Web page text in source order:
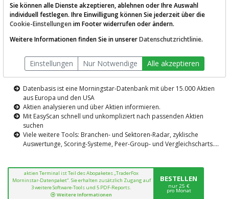
AKTIEN-TERMINAL
Die Aktienanalyse-Plattform von
TraderFox
Datenbasis ist eine Morningstar-Datenbank mit über 15.000 Aktien
aus Europa und den USA
Aktien analysieren und über Aktien informieren.
Mit EasyScan schnell und unkompliziert nach passenden Aktien
suchen
Viele weitere Tools: Branchen- und Sektoren-Radar, zyklische
Auswertunge, Scoring-Systeme, Peer-Group- und Vergleichscharts....
aktien Terminal ist Teil des Abopaketes „TraderFox
Morninstar-Datenpaket“. Sie erhalten zusätzlich Zugang auf
3 weitere Software-Tools und 5 PDF-Reports.
Weitere Informationen
BESTELLEN
nur 25 €
pro Monat
Sie können alle Dienste akzeptieren, ablehnen oder Ihre Auswahl
individuell festlegen. Ihre Einwilligung können Sie jederzeit über die
Cookie-Einstellungen im Footer widerrufen oder ändern.
Weitere Informationen finden Sie in unsererDatenschutzrichtlinie.
Einstellungen Nur Notwendige Alle akzeptieren